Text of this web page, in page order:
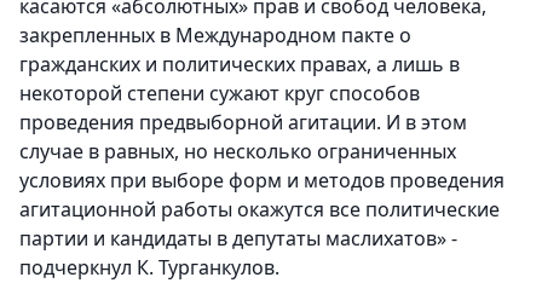
касаются «абсолютных» прав и свобод человека,
закрепленных в Международном пакте о
гражданских и политических правах, а лишь в
некоторой степени сужают круг способов
проведения предвыборной агитации. И в этом
случае в равных, но несколько ограниченных
условиях при выборе форм и методов проведения
агитационной работы окажутся все политические
партии и кандидаты в депутаты маслихатов» -
подчеркнул К. Турганкулов.